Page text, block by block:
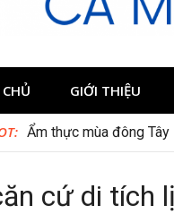
GIỚI THIỆU
Ẩm thực mùa đông
cứ di tích